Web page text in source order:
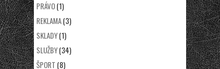
PRÁVO(1)
REKLAMA(3)
SKLADY(1)
SLUŽBY(34)
ŠPORT (8)